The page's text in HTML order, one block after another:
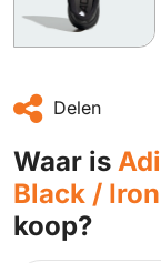
Delen
Waar is
Black /
koop?